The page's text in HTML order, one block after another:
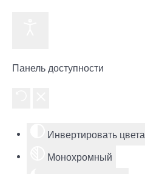
Панель доступности
Инвертировать цвета
Монохромный